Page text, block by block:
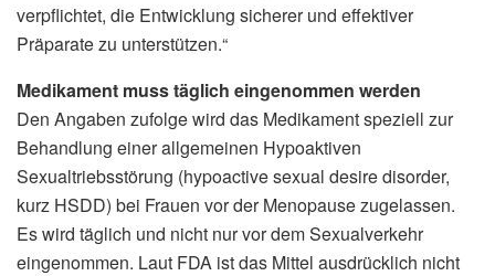
verpflichtet, die Entwicklung sicherer und effektiver
Präparate zu unterstützen.“
Medikament muss täglich eingenommen werden
Den Angaben zufolge wird das Medikament speziell zur
Behandlung einer allgemeinen Hypoaktiven
Sexualtriebsstörung (hypoactive sexual desire disorder,
kurz HSDD) bei Frauen vor der Menopause zugelassen.
Es wird täglich und nicht nur vor dem Sexualverkehr
eingenommen. Laut FDA ist das Mittel ausdrücklich nicht